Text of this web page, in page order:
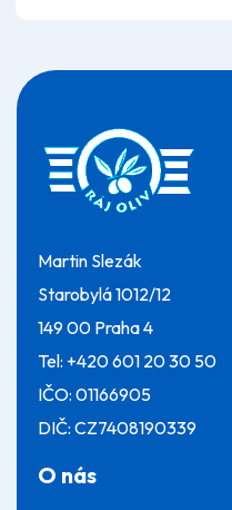
Z
á
Martin Slezák
Starobylá 1012/12
149 00 Praha 4
Tel: +420 601 20 30 50
IČO: 01166905
DIČ: CZ7408190339
O nás